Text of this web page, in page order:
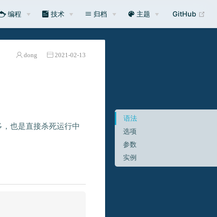
编程 技术 归档 主题 GitHub
dong 2021-02-13
语法
选项
参数
实例
也是直接杀死运行中